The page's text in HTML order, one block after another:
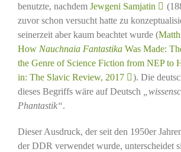
benutzte, nachdem Jewgeni Samjatin
zuvor schon versucht hatte zu
seinerzeit aber kaum beachtet wurde (
How Nauchnaia FantastikaWas Made:
the Genre of Science Fiction from NEP to
in: The Slavic Review, 2017
). Die
dieses Begriffs wäre auf Deutsch
Phantastik“.
Dieser Ausdruck, der seit den 1950er
der DDR verwendet wurde, unterscheidet